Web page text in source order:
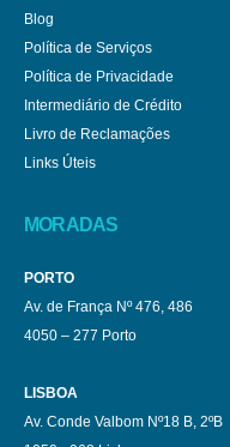
Blog
Política de Serviços
Política de Privacidade
Intermediário de Crédito
Livro de Reclamações
Links Úteis
MORADAS
PORTO
Av. de França Nº 476, 486
4050 – 277 Porto
LISBOA
Av. Conde Valbom Nº18 B, 2ºB